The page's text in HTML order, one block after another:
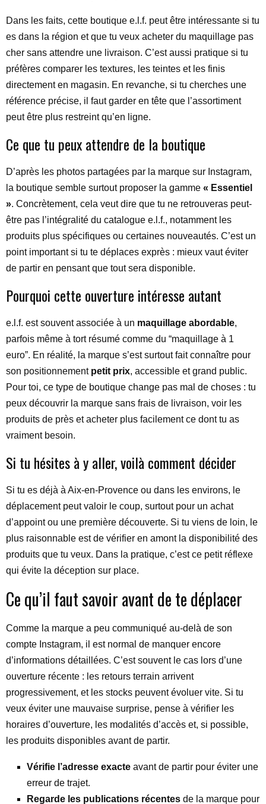
Dans les faits, cette boutique e.l.f. peut être intéressante si tu
es dans la région et que tu veux acheter du maquillage pas
cher sans attendre une livraison. C’est aussi pratique si tu
préfères comparer les textures, les teintes et les finis
directement en magasin. En revanche, si tu cherches une
référence précise, il faut garder en tête que l’assortiment
peut être plus restreint qu’en ligne.
Ce que tu peux attendre de la boutique
D’après les photos partagées par la marque sur Instagram,
la boutique semble surtout proposer la gamme « Essentiel
». Concrètement, cela veut dire que tu ne retrouveras peut-
être pas l’intégralité du catalogue e.l.f., notamment les
produits plus spécifiques ou certaines nouveautés. C’est un
point important si tu te déplaces exprès : mieux vaut éviter
de partir en pensant que tout sera disponible.
Pourquoi cette ouverture intéresse autant
e.l.f. est souvent associée à un maquillage abordable,
parfois même à tort résumé comme du “maquillage à 1
euro”. En réalité, la marque s’est surtout fait connaître pour
son positionnement petit prix, accessible et grand public.
Pour toi, ce type de boutique change pas mal de choses : tu
peux découvrir la marque sans frais de livraison, voir les
produits de près et acheter plus facilement ce dont tu as
vraiment besoin.
Si tu hésites à y aller, voilà comment décider
Si tu es déjà à Aix-en-Provence ou dans les environs, le
déplacement peut valoir le coup, surtout pour un achat
d’appoint ou une première découverte. Si tu viens de loin, le
plus raisonnable est de vérifier en amont la disponibilité des
produits que tu veux. Dans la pratique, c’est ce petit réflexe
qui évite la déception sur place.
Ce qu’il faut savoir avant de te déplacer
Comme la marque a peu communiqué au-delà de son
compte Instagram, il est normal de manquer encore
d’informations détaillées. C’est souvent le cas lors d’une
ouverture récente : les retours terrain arrivent
progressivement, et les stocks peuvent évoluer vite. Si tu
veux éviter une mauvaise surprise, pense à vérifier les
horaires d’ouverture, les modalités d’accès et, si possible,
les produits disponibles avant de partir.
Vérifie l’adresse exacte avant de partir pour éviter une
erreur de trajet.
Regarde les publications récentes de la marque pour